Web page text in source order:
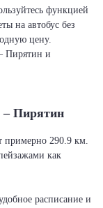
функцией
на автобус без
цену.
Пирятин и
– Пирятин
примерно 290.9 км.
как
расписание и